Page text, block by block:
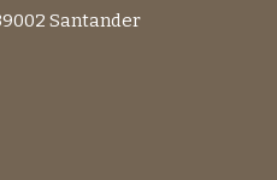
Santander